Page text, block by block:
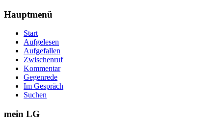
Hauptmenü
Start
Aufgelesen
Aufgefallen
Zwischenruf
Kommentar
Gegenrede
Im Gespräch
Suchen
mein LG